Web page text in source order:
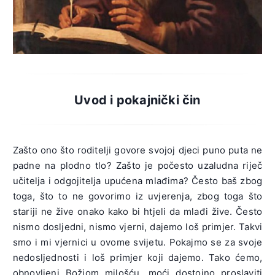
Uvod i pokajnički čin
Zašto ono što roditelji govore svojoj djeci puno puta ne
padne na plodno tlo? Zašto je počesto uzaludna riječ
učitelja i odgojitelja upućena mlađima? Često baš zbog
toga, što to ne govorimo iz uvjerenja, zbog toga što
stariji ne žive onako kako bi htjeli da mlađi žive. Često
nismo dosljedni, nismo vjerni, dajemo loš primjer. Takvi
smo i mi vjernici u ovome svijetu. Pokajmo se za svoje
nedosljednosti i loš primjer koji dajemo. Tako ćemo,